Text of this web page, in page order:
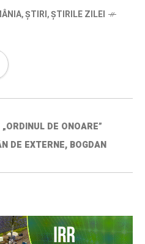
,ȘTIRI,ȘTIRILE ZILEI
DE ONOARE”
DE EXTERNE, BOGDAN